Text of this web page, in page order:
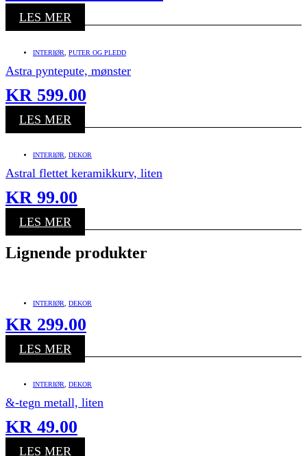
LES MER
INTERIØR PUTER OG PLEDD
Astra pyntepute, mønster
KR 599.00
LES MER
INTERIØR DEKOR
Astral flettet keramikkurv, liten
KR 99.00
LES MER
Lignende produkter
INTERIØR DEKOR
KR 299.00
LES MER
INTERIØR DEKOR
&-tegn metall, liten
KR 49.00
LES MER